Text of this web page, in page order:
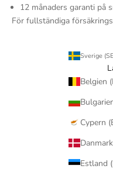
12 månaders garanti på
För fullständiga
Sverige
Belgien
Cypern
Estland